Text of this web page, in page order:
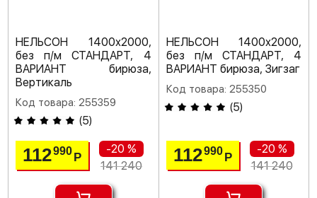
НЕЛЬСОН 1400х2000,
без п/м СТАНДАРТ, 4
ВАРИАНТ бирюза,
Вертикаль
Код товара: 255359
(5)
112990 Р
-20 %
141 240
НЕЛЬСОН 1400х2000,
без п/м СТАНДАРТ, 4
ВАРИАНТ бирюза, Зигзаг
Код товара: 255350
(5)
112990 Р
-20 %
141 240